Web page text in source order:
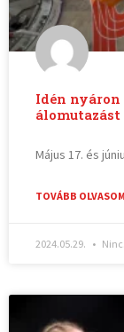
Idén nyáron
álomutazást
Május 17. és
TOVÁBB
2024.05.29.